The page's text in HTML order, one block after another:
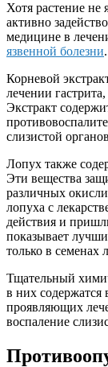
Хотя растение
активно
медицине в
язвенной болезни.
Корневой
лечении
Экстракт
слизистой
Лопух также
Эти вещества
различных
лопуха с
действия и
показывает
только в семенах
Тщательный
в них содержатся
проявляющих
воспаление